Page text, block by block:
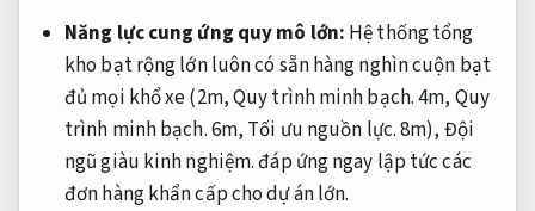
Năng lực cung ứng quy mô lớn: Hệ thống tổng
kho bạt rộng lớn luôn có sẵn hàng nghìn cuộn bạt
đủ mọi khổ xe (2m,Quy trình minh bạch.4m, Quy
trình minh bạch.6m, Tối ưu nguồn lực.8m), Đội
ngũ giàu kinh nghiệm.đáp ứng ngay lập tức các
đơn hàng khẩn cấp cho dự án lớn.